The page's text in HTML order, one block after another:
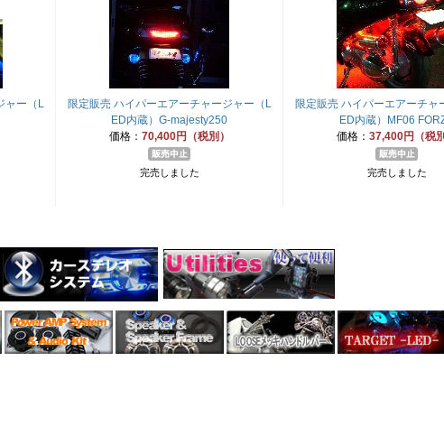
ャー（L
限定販売 ハイパーエアーチャージャー（L
ED内蔵）G-majesty250
価格： 70,400円（税別）
完売しました
限定販売 ハイパーエアーチャ
ED内蔵）MF06
価格： 37,400円（税別
完売しました